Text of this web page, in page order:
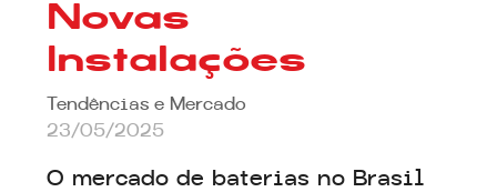
Novas
Instalações
Tendências e Mercado
23/05/2025
O mercado de baterias no Brasil